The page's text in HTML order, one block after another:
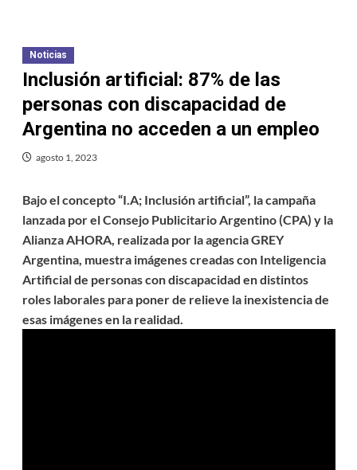
Noticias
Inclusión artificial: 87% de las
personas con discapacidad de
Argentina no acceden a un empleo
agosto 1, 2023
Bajo el concepto “I.A; Inclusión artificial”, la campaña
lanzada por el Consejo Publicitario Argentino (CPA) y la
Alianza AHORA, realizada por la agencia GREY
Argentina, muestra imágenes creadas con Inteligencia
Artificial de personas con discapacidad en distintos
roles laborales para poner de relieve la inexistencia de
esas imágenes en la realidad.